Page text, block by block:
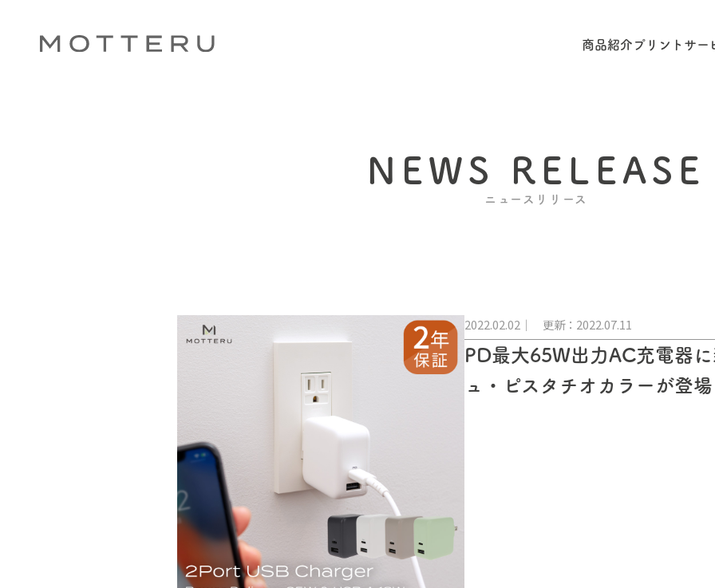
商品紹介 プリントサー
NEWS RELEASE
ニュースリリース
2022.02.02 更新：2022.07.11
PD最大65W出力AC充電器
ュ・ピスタチオカラーが登場